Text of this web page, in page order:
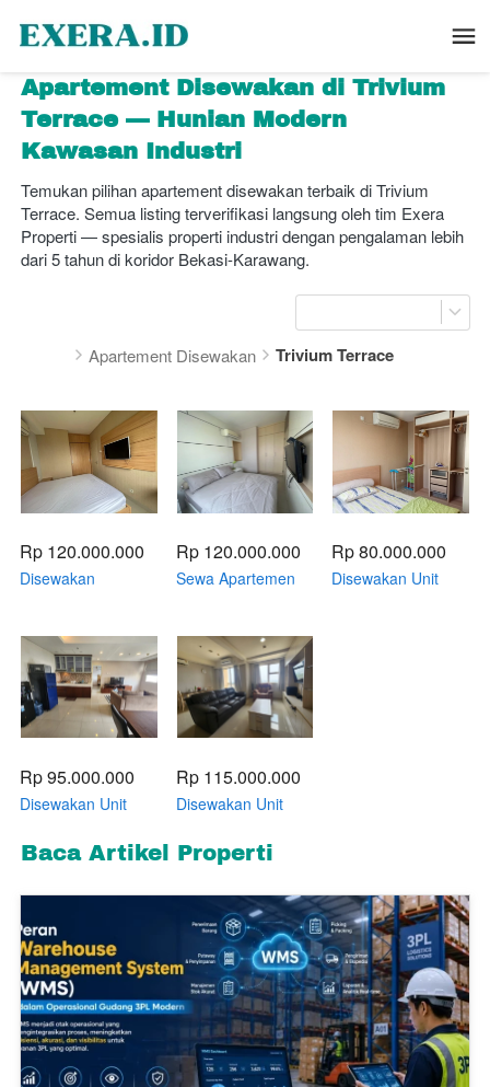
Apartement Disewakan di Trivium
Terrace — Hunian Modern
Kawasan Industri
Temukan pilihan apartement disewakan terbaik di Trivium
Terrace. Semua listing terverifikasi langsung oleh tim Exera
Properti — spesialis properti industri dengan pengalaman lebih
dari 5 tahun di koridor Bekasi-Karawang.
Apartement Disewakan Trivium Terrace
Rp 120.000.000
Disewakan
Cikarang Tipe 2
Bedroom Tower
Suite
Rp 120.000.000
Sewa Apartemen
Tipe 2 Bedroom
Rp 80.000.000
Disewakan Unit
Rp 95.000.000
Disewakan Unit
Terrace 1 Bedroom
Luas 53m2
Rp 115.000.000
Disewakan Unit
Terrace 2 Bedroom
Luas 53m2
Baca Artikel Properti